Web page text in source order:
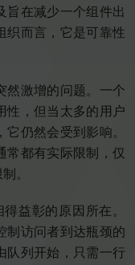
旨在减少一个组件出
织而言，它是可靠性
然激增的问题。一个
性，但当太多的用户
仍然会受到影响。
常都有实际限制，仅
。
益彰的原因所在。
制访问者到达瓶颈的
队列开始，只需一行